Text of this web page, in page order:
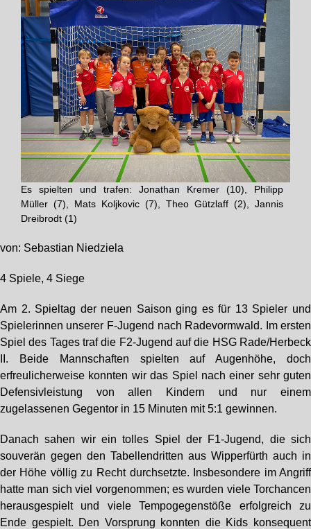
Es spielten und trafen: Jonathan Kremer (10), Philipp
Müller (7), Mats Koljkovic (7), Theo Gützlaff (2), Jannis
Dreibrodt (1)
von: Sebastian Niedziela
4 Spiele, 4 Siege
Am 2. Spieltag der neuen Saison ging es für 13 Spieler und
Spielerinnen unserer F-Jugend nach Radevormwald. Im ersten
Spiel des Tages traf die F2-Jugend auf die HSG Rade/Herbeck
II. Beide Mannschaften spielten auf Augenhöhe, doch
erfreulicherweise konnten wir das Spiel nach einer sehr guten
Defensivleistung von allen Kindern und nur einem
zugelassenen Gegentor in 15 Minuten mit 5:1 gewinnen.
Danach sahen wir ein tolles Spiel der F1-Jugend, die sich
souverän gegen den Tabellendritten aus Wipperfürth auch in
der Höhe völlig zu Recht durchsetzte. Insbesondere im Angriff
hatte man sich viel vorgenommen; es wurden viele Torchancen
herausgespielt und viele Tempogegenstöße erfolgreich zu
Ende gespielt. Den Vorsprung konnten die Kids konsequent